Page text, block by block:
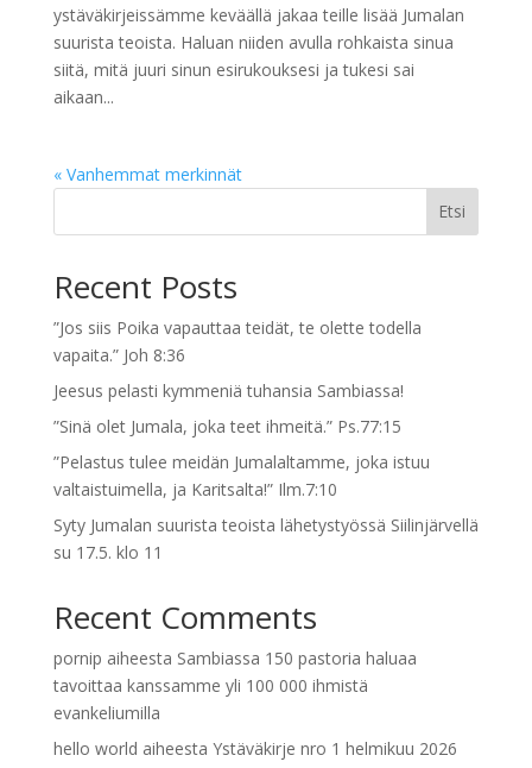
ystäväkirjeissämme keväällä jakaa teille lisää Jumalan
suurista teoista. Haluan niiden avulla rohkaista sinua
siitä, mitä juuri sinun esirukouksesi ja tukesi sai
aikaan...
« Vanhemmat merkinnät
Etsi
Recent Posts
”Jos siis Poika vapauttaa teidät, te olette todella
vapaita.” Joh 8:36
Jeesus pelasti kymmeniä tuhansia Sambiassa!
”Sinä olet Jumala, joka teet ihmeitä.” Ps.77:15
”Pelastus tulee meidän Jumalaltamme, joka istuu
valtaistuimella, ja Karitsalta!” Ilm.7:10
Syty Jumalan suurista teoista lähetystyössä Siilinjärvellä
su 17.5. klo 11
Recent Comments
pornip aiheesta Sambiassa 150 pastoria haluaa
tavoittaa kanssamme yli 100 000 ihmistä
evankeliumilla
hello world aiheesta Ystäväkirje nro 1 helmikuu 2026